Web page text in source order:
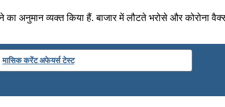
का अनुमान व्‍यक्‍त किया हैं. बाजार में लौटते भरोसे और
मासिक करेंट अफेयर्स टेस्ट